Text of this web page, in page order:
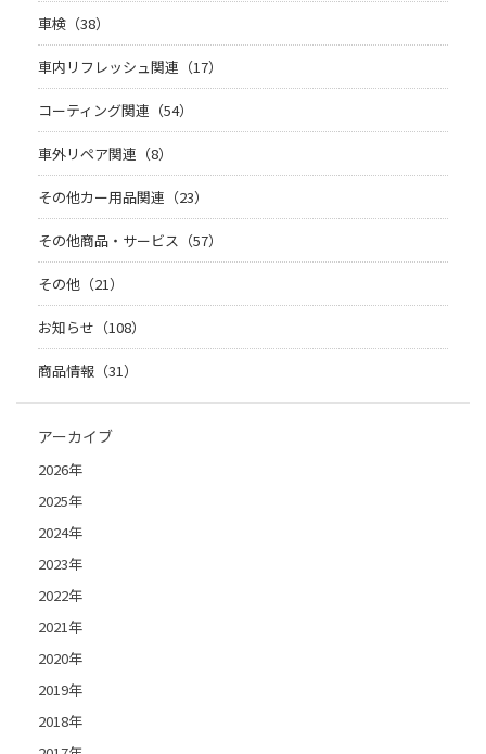
車検（38）
車内リフレッシュ関連（17）
コーティング関連（54）
車外リペア関連（8）
その他カー用品関連（23）
その他商品・サービス（57）
その他（21）
お知らせ（108）
商品情報（31）
アーカイブ
2026年
2025年
2024年
2023年
2022年
2021年
2020年
2019年
2018年